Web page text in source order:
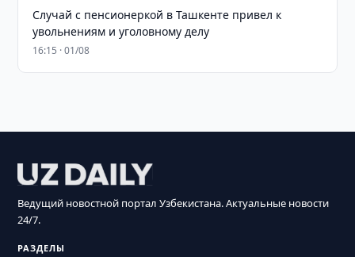
Случай с пенсионеркой в Ташкенте привел к
увольнениям и уголовному делу
16:15 · 01/08
Ведущий новостной портал Узбекистана. Актуальные новости
24/7.
РАЗДЕЛЫ